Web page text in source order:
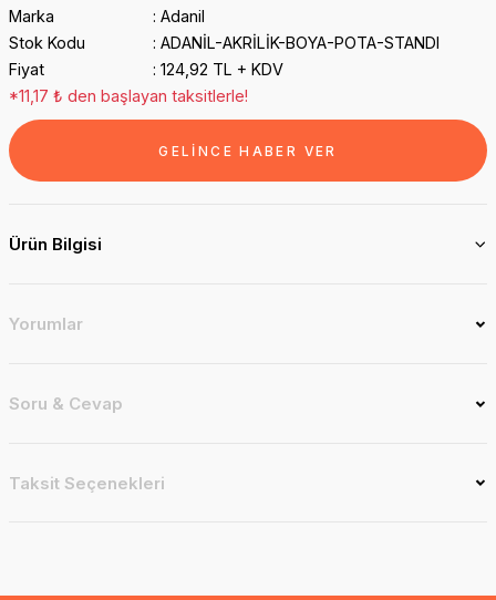
Marka
Adanil
Stok Kodu
ADANİL-AKRİLİK-BOYA-POTA-STANDI
Fiyat
124,92 TL + KDV
*11,17 ₺ den başlayan taksitlerle!
GELİNCE HABER VER
Ürün Bilgisi
Yorumlar
Soru & Cevap
Taksit Seçenekleri